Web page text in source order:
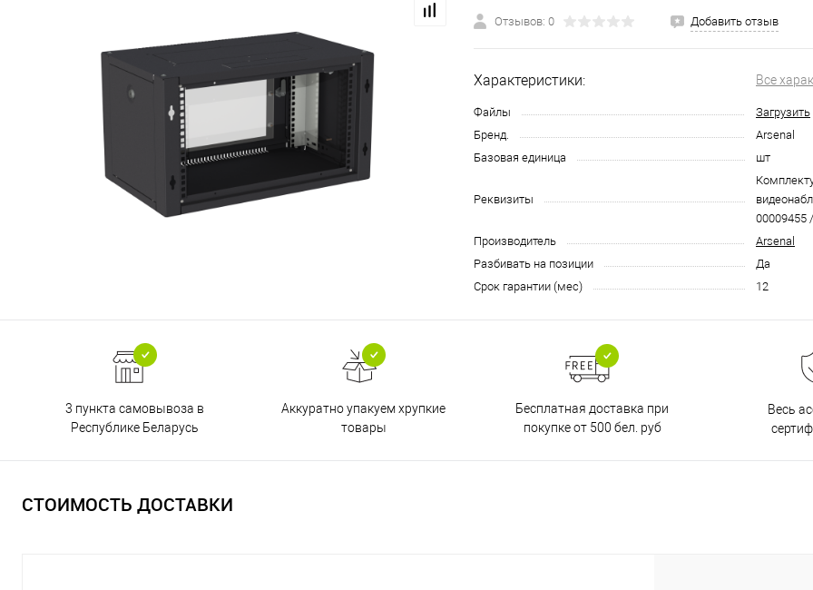
Отзывов: 0 Добавить отзыв
Характеристики: Все
Файлы
Загрузить
Бренд.
Arsenal
Базовая единица
шт
Реквизиты
00009455
Производитель
Arsenal
Разбивать на позиции
Да
Срок гарантии (мес)
12
3 пункта самовывоза в
Республике Беларусь
Аккуратно упакуем хрупкие
товары
Бесплатная доставка при
покупке от 500 бел. руб
Весь
СТОИМОСТЬ ДОСТАВКИ